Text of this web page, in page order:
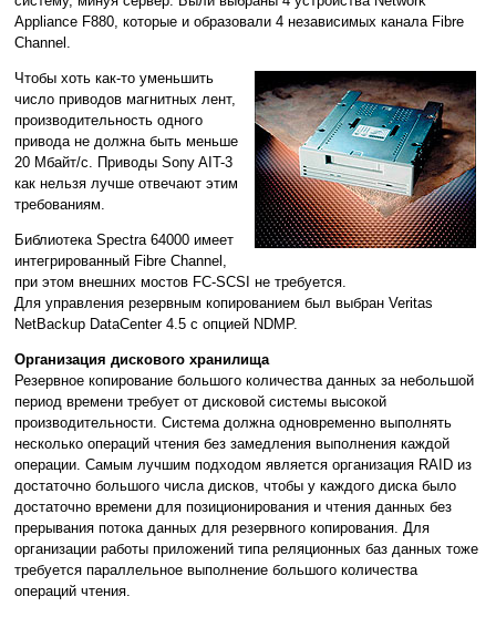
Appliance F880, которые и образовали 4 независимых канала Fibre
Channel.
Чтобы хоть как-то уменьшить
число приводов магнитных лент,
производительность одного
привода не должна быть меньше
20 Mбайт/с. Приводы Sony AIT-3
как нельзя лучше отвечают этим
требованиям.
Библиотека Spectra 64000 имеет
интегрированный Fibre Channel,
при этом внешних мостов FC-SCSI не требуется.
Для управления резервным копированием был выбран Veritas
NetBackup DataCenter 4.5 с опцией NDMP.
Организация дискового хранилища
Резервное копирование большого количества данных за небольшой
период времени требует от дисковой системы высокой
производительности. Система должна одновременно выполнять
несколько операций чтения без замедления выполнения каждой
операции. Самым лучшим подходом является организация RAID из
достаточно большого числа дисков, чтобы у каждого диска было
достаточно времени для позиционирования и чтения данных без
прерывания потока данных для резервного копирования. Для
организации работы приложений типа реляционных баз данных тоже
требуется параллельное выполнение большого количества
операций чтения.